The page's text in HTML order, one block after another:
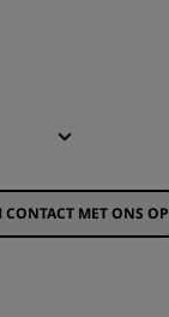
CONTACT MET ONS OP